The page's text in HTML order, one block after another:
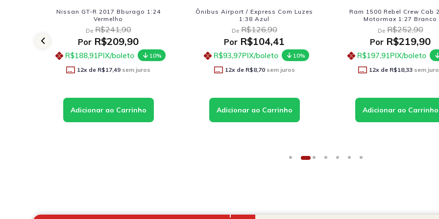
R 2017 Bburago 1:24
R$209,90
10%
Ônibus Airport / Express Com Luzes
R$93,97PIX/boleto
10%
12x de
Ram 1500 Rebel Crew Cab 2019
R$197,91 PIX/boleto
10%
12x de
Kombi
11